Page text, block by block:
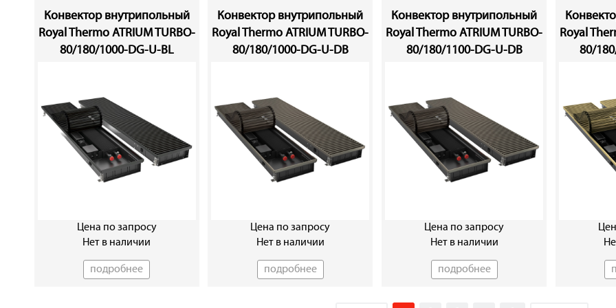
Внутреннее
подобрать
котором
Прочный
Корпус
1 мм,
черного
Конвектор внутрипольный
Royal Thermo ATRIUM TURBO-
80/180/1000-DG-U-BL
Цена по запросу
Нет в наличии
подробнее
Конвектор внутрипольный
Royal Thermo ATRIUM TURBO-
80/180/1000-DG-U-DB
Цена по запросу
Нет в наличии
подробнее
Конвектор внутрипольный
Royal Thermo ATRIUM TURBO-
80/180/1100-DG-U-DB
Цена по запросу
Нет в наличии
подробнее
Royal
80/